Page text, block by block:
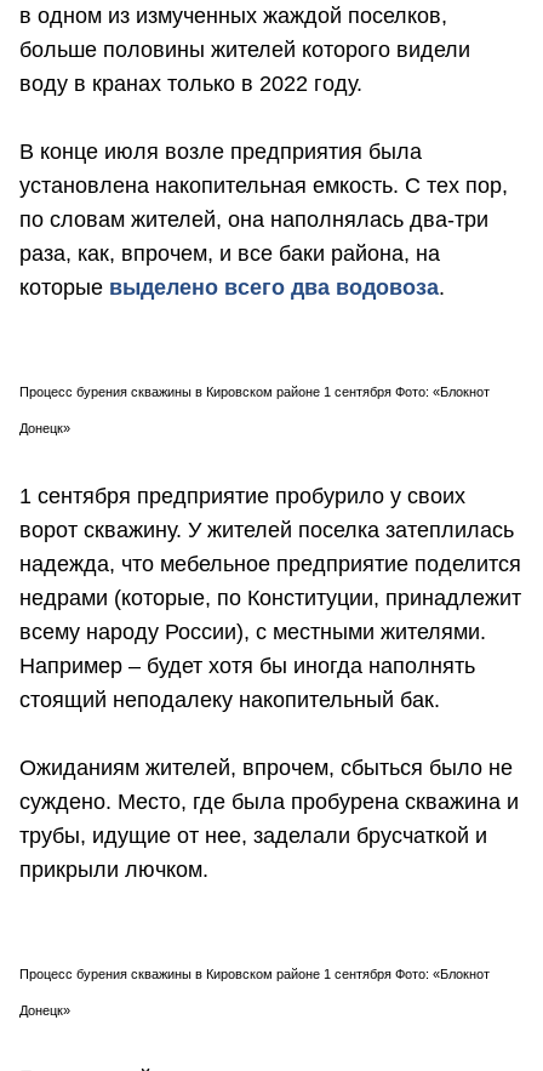
в одном из измученных жаждой поселков,
больше половины жителей которого видели
воду в кранах только в 2022 году.
В конце июля возле предприятия была
установлена накопительная емкость. С тех пор,
по словам жителей, она наполнялась два-три
раза, как, впрочем, и все баки района, на
которые выделено всего два водовоза.
Процесс бурения скважины в Кировском районе 1 сентября Фото: «Блокнот
Донецк»
1 сентября предприятие пробурило у своих
ворот скважину. У жителей поселка затеплилась
надежда, что мебельное предприятие поделится
недрами (которые, по Конституции, принадлежит
всему народу России), с местными жителями.
Например – будет хотя бы иногда наполнять
стоящий неподалеку накопительный бак.
Ожиданиям жителей, впрочем, сбыться было не
суждено. Место, где была пробурена скважина и
трубы, идущие от нее, заделали брусчаткой и
прикрыли лючком.
Процесс бурения скважины в Кировском районе 1 сентября Фото: «Блокнот
Донецк»